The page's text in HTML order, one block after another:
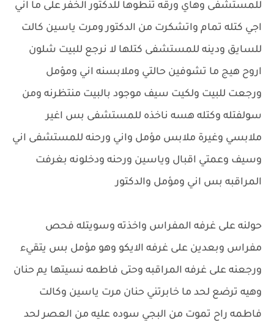
للمستشفى وهاي ورقه تنطوها للدكتور الخفر على ما اني
اجي كتله تمام واتشكرت من الدكتور ومرت ياسين كالت
للسايق ودينه للمستشفى كتلها لا نرجع للبيت شلون
اروح هيج ما تشوفين حالتي وملابسنه اني ومؤمل
ورجعت للبيت ولكيت سيف موجود بالبيت منتظرنه ومن
سولفتله وكتله هسه ناخذه للمستشفى بس اغير
ملابسي وغيرة ملابس مؤمل واني ورحنه للمستشفى اني
وسيف وعمتي اقبال وياسين ورحنه ودخلونه بغرفت
المراقبه بس اني ومؤمل والدكتور
حولنه على غرفه المفراس واخذته وسويتله فحص
مفراس وبعدين على غرفه الايكو وهو مؤمل بس يتقيء
ورجعنه على غرفه المراقبه وحتى فاطمه نسيتها يم حنان
وهيه ترضع لحد ما خابرتني حنان مرت ياسين وكالت
فاطمه راح تموت من البجي سوده عليه من العصر لحد